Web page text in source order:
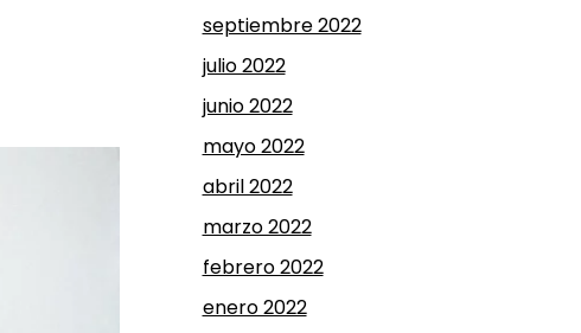
septiembre 2022
julio 2022
junio 2022
mayo 2022
abril 2022
marzo 2022
febrero 2022
enero 2022